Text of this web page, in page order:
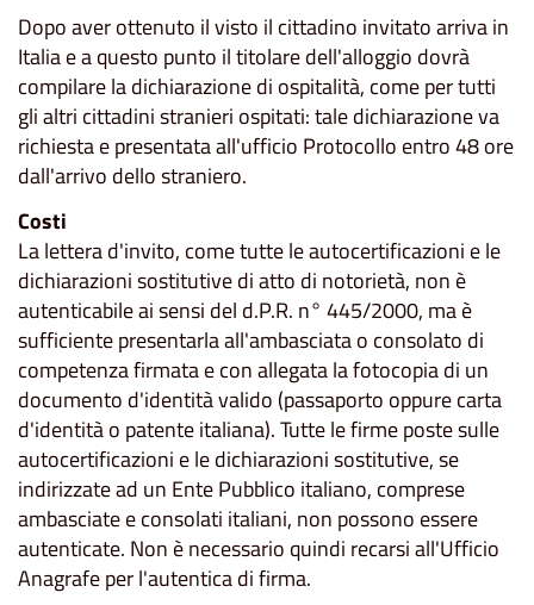
Dopo aver ottenuto il visto il cittadino invitato arriva in
Italia e a questo punto il titolare dell'alloggio dovrà
compilare la dichiarazione di ospitalità, come per tutti
gli altri cittadini stranieri ospitati: tale dichiarazione va
richiesta e presentata all'ufficio Protocollo entro 48 ore
dall'arrivo dello straniero.
Costi
La lettera d'invito, come tutte le autocertificazioni e le
dichiarazioni sostitutive di atto di notorietà, non è
autenticabile ai sensi del d.P.R. n° 445/2000, ma è
sufficiente presentarla all'ambasciata o consolato di
competenza firmata e con allegata la fotocopia di un
documento d'identità valido (passaporto oppure carta
d'identità o patente italiana). Tutte le firme poste sulle
autocertificazioni e le dichiarazioni sostitutive, se
indirizzate ad un Ente Pubblico italiano, comprese
ambasciate e consolati italiani, non possono essere
autenticate. Non è necessario quindi recarsi all'Ufficio
Anagrafe per l'autentica di firma.